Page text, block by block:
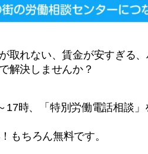
取れない、賃金が安すぎる
解決しませんか？
時、「特別労働電話相談
もちろん無料です。